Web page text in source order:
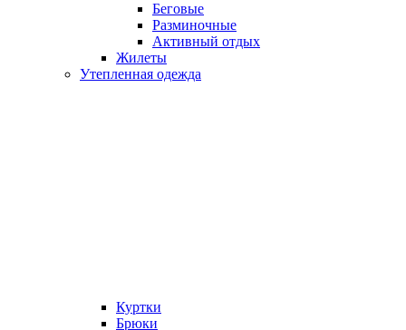
Беговые
Разминочные
Активный отдых
Жилеты
Утепленная одежда
Куртки
Брюки